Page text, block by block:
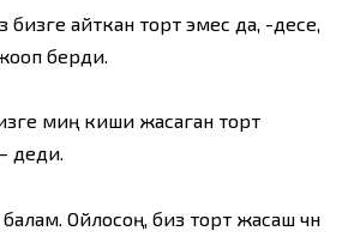
бизге айткан торт эмес да, -десе,
берди.
миң киши жасаган торт
деди.
Ойлосоң, биз торт жасаш үчүн